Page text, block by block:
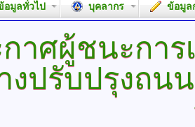
อมูลทั่วไป บุคลากร ข้อมูล
าศผู้ชนะการ
งปรับปรุงถน